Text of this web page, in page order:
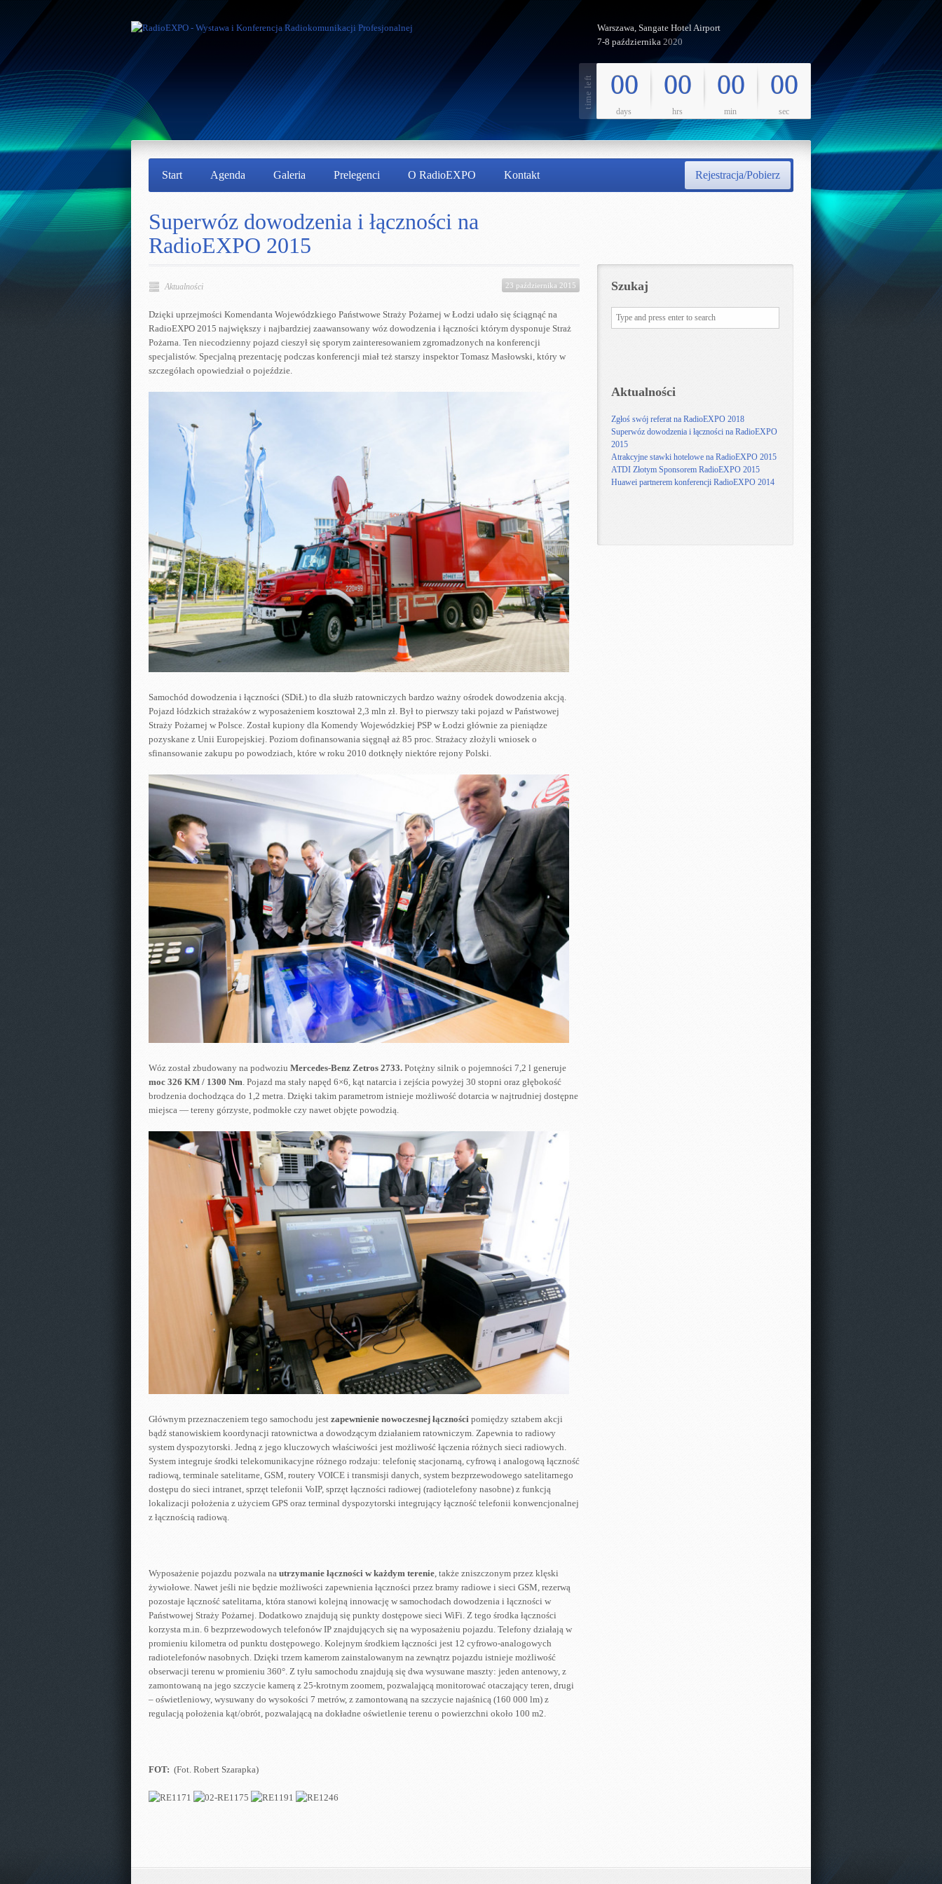
Warszawa, Sangate Hotel Airport
7-8 października 2020
00
days
00
hrs
00
min
00
sec
Start Agenda Galeria Prelegenci O RadioEXPO Kontakt Rejestracja/Pobierz
Superwóz dowodzenia i łączności na
RadioEXPO 2015
23 października 2015
Aktualności
Dzięki uprzejmości Komendanta Wojewódzkiego Państwowe Straży Pożarnej w Łodzi udało się ściągnąć na
RadioEXPO 2015 największy i najbardziej zaawansowany wóz dowodzenia i łączności którym dysponuje Straż
Pożarna. Ten niecodzienny pojazd cieszył się sporym zainteresowaniem zgromadzonych na konferencji
specjalistów. Specjalną prezentację podczas konferencji miał też starszy inspektor Tomasz Masłowski, który w
szczegółach opowiedział o pojeździe.
Samochód dowodzenia i łączności (SDiŁ) to dla służb ratowniczych bardzo ważny ośrodek dowodzenia akcją.
Pojazd łódzkich strażaków z wyposażeniem kosztował 2,3 mln zł. Był to pierwszy taki pojazd w Państwowej
Straży Pożarnej w Polsce. Został kupiony dla Komendy Wojewódzkiej PSP w Łodzi głównie za pieniądze
pozyskane z Unii Europejskiej. Poziom dofinansowania sięgnął aż 85 proc. Strażacy złożyli wniosek o
sfinansowanie zakupu po powodziach, które w roku 2010 dotknęły niektóre rejony Polski.
Wóz został zbudowany na podwoziu Mercedes-Benz Zetros 2733. Potężny silnik o pojemności 7,2 l generuje
moc 326 KM / 1300 Nm. Pojazd ma stały napęd 6×6, kąt natarcia i zejścia powyżej 30 stopni oraz głębokość
brodzenia dochodząca do 1,2 metra. Dzięki takim parametrom istnieje możliwość dotarcia w najtrudniej dostępne
miejsca — tereny górzyste, podmokłe czy nawet objęte powodzią.
Głównym przeznaczeniem tego samochodu jest zapewnienie nowoczesnej łączności pomiędzy sztabem akcji
bądź stanowiskiem koordynacji ratownictwa a dowodzącym działaniem ratowniczym. Zapewnia to radiowy
system dyspozytorski. Jedną z jego kluczowych właściwości jest możliwość łączenia różnych sieci radiowych.
System integruje środki telekomunikacyjne różnego rodzaju: telefonię stacjonarną, cyfrową i analogową łączność
radiową, terminale satelitarne, GSM, routery VOICE i transmisji danych, system bezprzewodowego satelitarnego
dostępu do sieci intranet, sprzęt telefonii VoIP, sprzęt łączności radiowej (radiotelefony nasobne) z funkcją
lokalizacji położenia z użyciem GPS oraz terminal dyspozytorski integrujący łączność telefonii konwencjonalnej
z łącznością radiową.
Wyposażenie pojazdu pozwala na utrzymanie łączności w każdym terenie, także zniszczonym przez klęski
żywiołowe. Nawet jeśli nie będzie możliwości zapewnienia łączności przez bramy radiowe i sieci GSM, rezerwą
pozostaje łączność satelitarna, która stanowi kolejną innowację w samochodach dowodzenia i łączności w
Państwowej Straży Pożarnej. Dodatkowo znajdują się punkty dostępowe sieci WiFi. Z tego środka łączności
korzysta m.in. 6 bezprzewodowych telefonów IP znajdujących się na wyposażeniu pojazdu. Telefony działają w
promieniu kilometra od punktu dostępowego. Kolejnym środkiem łączności jest 12 cyfrowo-analogowych
radiotelefonów nasobnych. Dzięki trzem kamerom zainstalowanym na zewnątrz pojazdu istnieje możliwość
obserwacji terenu w promieniu 360°. Z tyłu samochodu znajdują się dwa wysuwane maszty: jeden antenowy, z
zamontowaną na jego szczycie kamerą z 25-krotnym zoomem, pozwalającą monitorować otaczający teren, drugi
– oświetleniowy, wysuwany do wysokości 7 metrów, z zamontowaną na szczycie najaśnicą (160 000 lm) z
regulacją położenia kąt/obrót, pozwalającą na dokładne oświetlenie terenu o powierzchni około 100 m2.
FOT: (Fot. Robert Szarapka)
Szukaj
Aktualności
Zgłoś swój referat na RadioEXPO 2018
Superwóz dowodzenia i łączności na RadioEXPO
2015
Atrakcyjne stawki hotelowe na RadioEXPO 2015
ATDI Złotym Sponsorem RadioEXPO 2015
Huawei partnerem konferencji RadioEXPO 2014